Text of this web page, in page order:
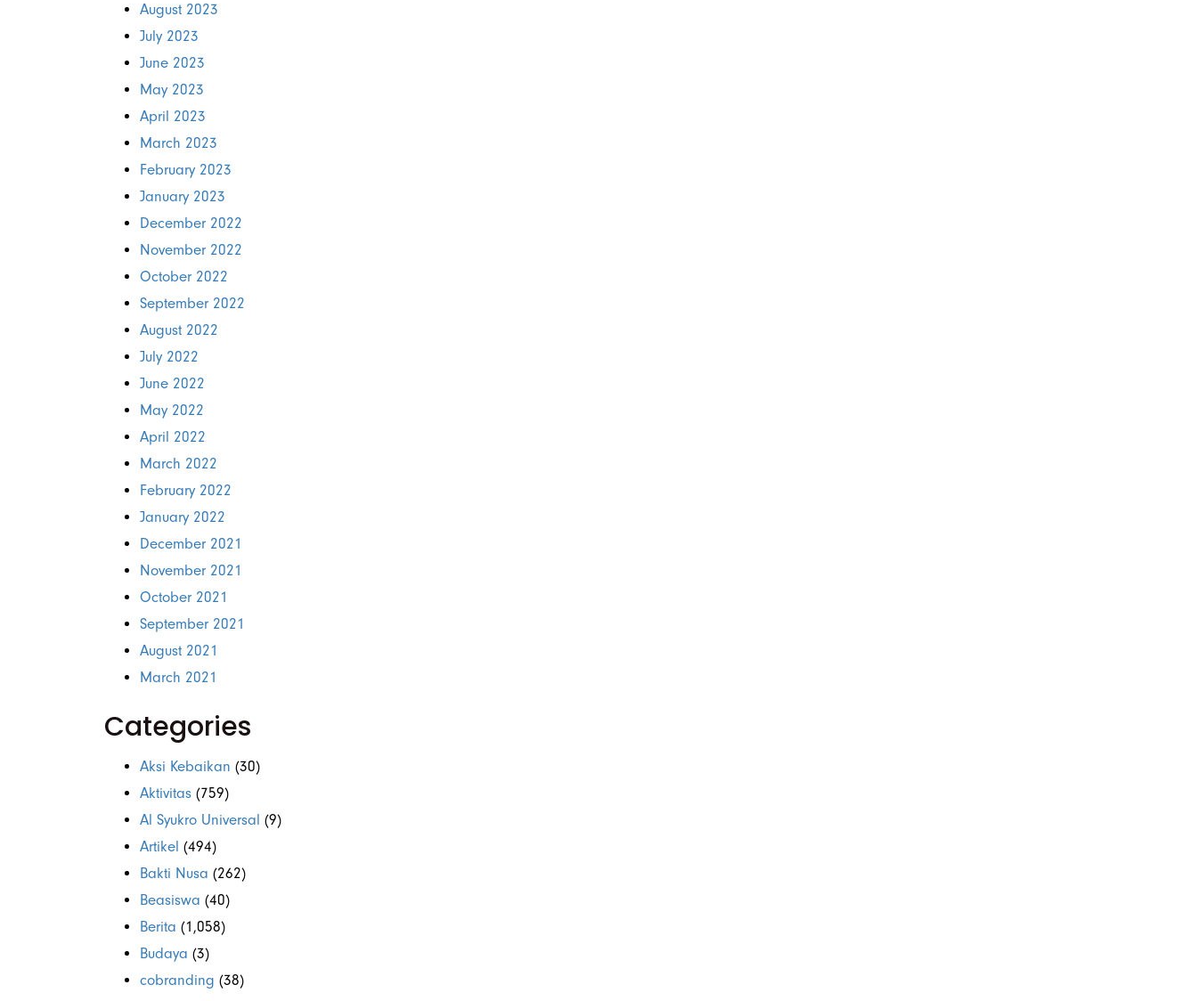
August 2023
July 2023
June 2023
May 2023
April 2023
March 2023
February 2023
January 2023
December 2022
November 2022
October 2022
September 2022
August 2022
July 2022
June 2022
May 2022
April 2022
March 2022
February 2022
January 2022
December 2021
November 2021
October 2021
September 2021
August 2021
March 2021
Categories
Aksi Kebaikan (30)
Aktivitas (759)
Al Syukro Universal (9)
Artikel (494)
Bakti Nusa (262)
Beasiswa (40)
Berita (1,058)
Budaya (3)
cobranding (38)